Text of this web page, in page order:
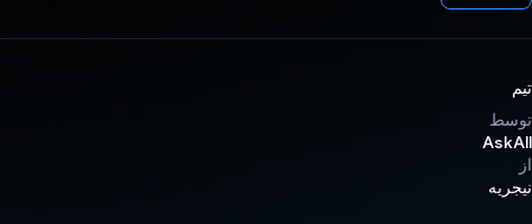
تیم
توسط
AskAll
از
نیجریه